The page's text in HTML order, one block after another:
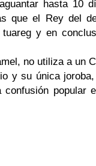
hasta 10
que el Rey del
y en
no utiliza a un
y su única
popular